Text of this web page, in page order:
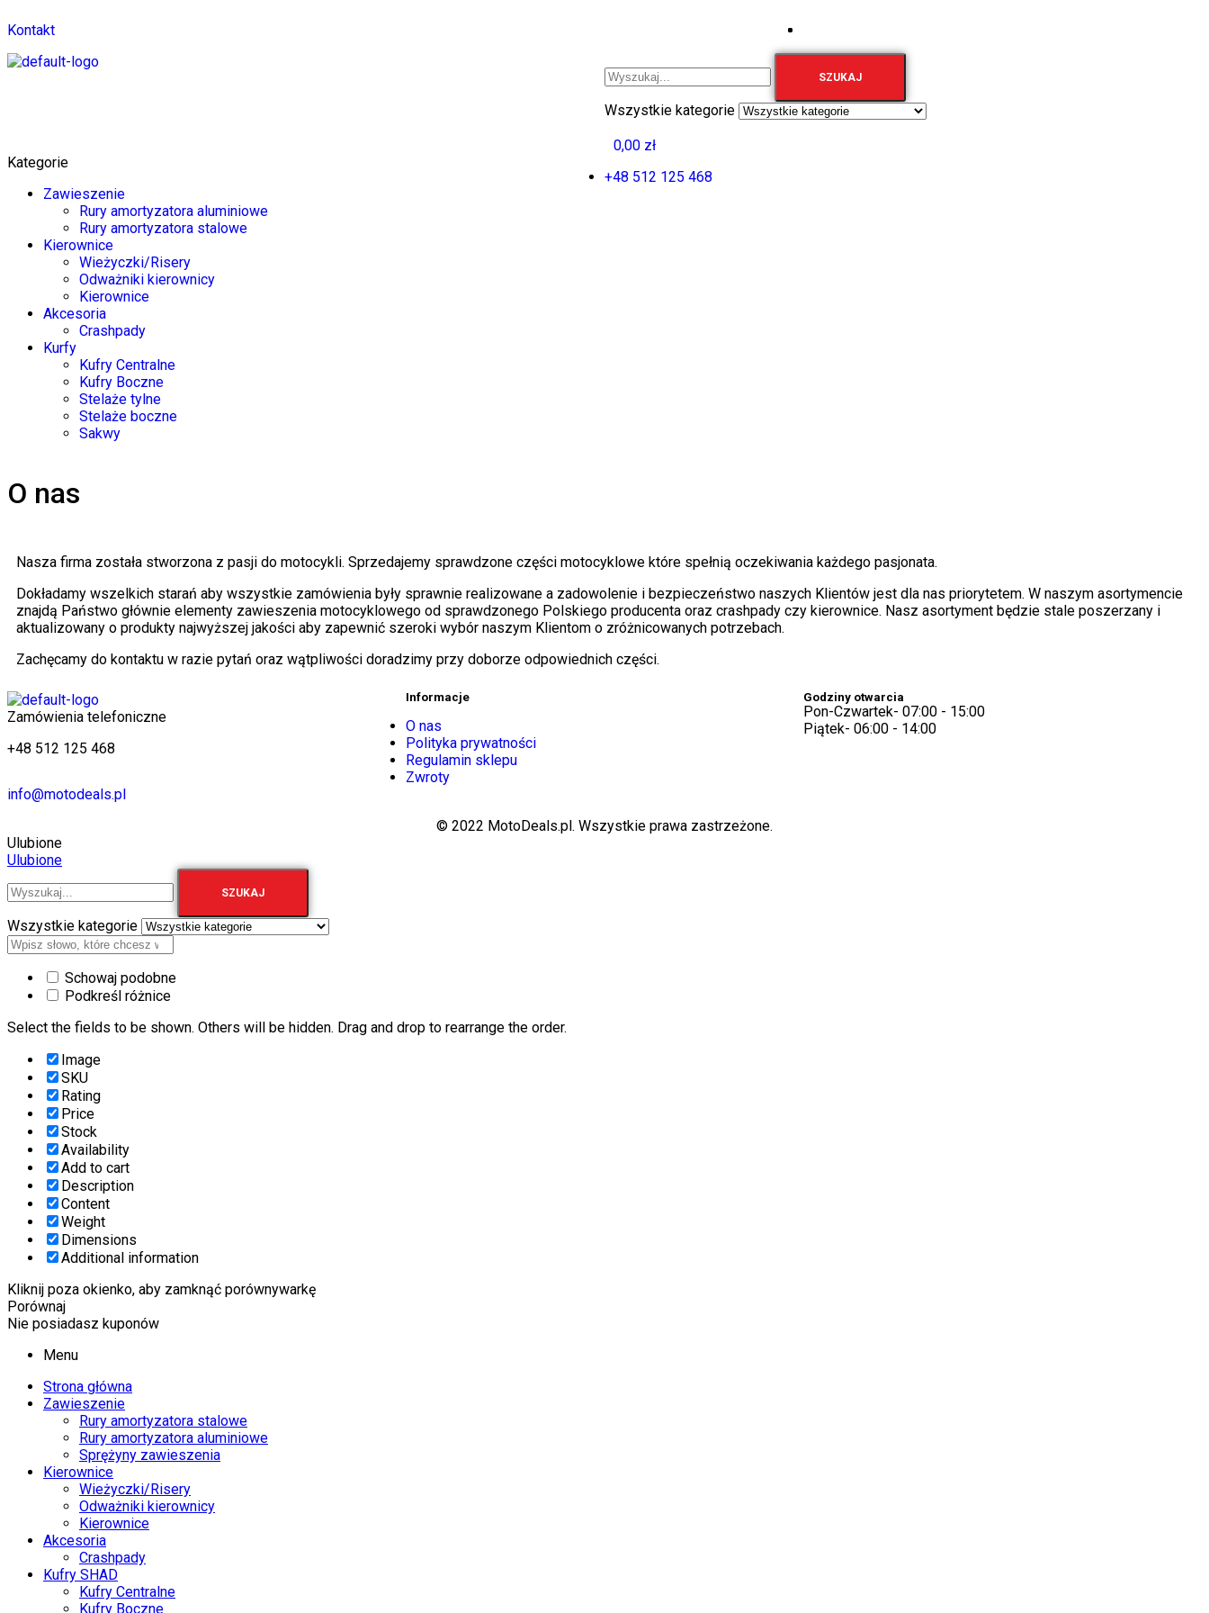
Kontakt
SZUKAJ
Wszystkie kategorie
0,00 zł
Kategorie
Zawieszenie
Rury amortyzatora aluminiowe
Rury amortyzatora stalowe
Kierownice
Wieżyczki/Risery
Odważniki kierownicy
Kierownice
Akcesoria
Crashpady
Kurfy
Kufry Centralne
Kufry Boczne
Stelaże tylne
Stelaże boczne
Sakwy
+48 512 125 468
O nas
Nasza firma została stworzona z pasji do motocykli. Sprzedajemy sprawdzone części motocyklowe które spełnią oczekiwania każdego pasjonata.
Dokładamy wszelkich starań aby wszystkie zamówienia były sprawnie realizowane a zadowolenie i bezpieczeństwo naszych Klientów jest dla nas priorytetem. W naszym asortymencie
znajdą Państwo głównie elementy zawieszenia motocyklowego od sprawdzonego Polskiego producenta oraz crashpady czy kierownice. Nasz asortyment będzie stale poszerzany i
aktualizowany o produkty najwyższej jakości aby zapewnić szeroki wybór naszym Klientom o zróżnicowanych potrzebach.
Zachęcamy do kontaktu w razie pytań oraz wątpliwości doradzimy przy doborze odpowiednich części.
Zamówienia telefoniczne
+48 512 125 468
info@motodeals.pl
Informacje
O nas
Polityka prywatności
Regulamin sklepu
Zwroty
Godziny otwarcia
Pon-Czwartek- 07:00 - 15:00
Piątek- 06:00 - 14:00
© 2022 MotoDeals.pl. Wszystkie prawa zastrzeżone.
Ulubione
Ulubione
SZUKAJ
Wszystkie kategorie
Schowaj podobne
Podkreśl różnice
Select the fields to be shown. Others will be hidden. Drag and drop to rearrange the order.
Image
SKU
Rating
Price
Stock
Availability
Add to cart
Description
Content
Weight
Dimensions
Additional information
Kliknij poza okienko, aby zamknąć porównywarkę
Porównaj
Nie posiadasz kuponów
Menu
Strona główna
Zawieszenie
Rury amortyzatora stalowe
Rury amortyzatora aluminiowe
Sprężyny zawieszenia
Kierownice
Wieżyczki/Risery
Odważniki kierownicy
Kierownice
Akcesoria
Crashpady
Kufry SHAD
Kufry Centralne
Kufry Boczne